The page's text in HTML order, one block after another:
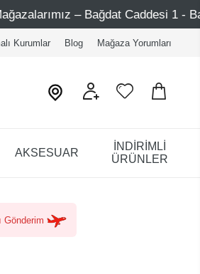
1 - Bağdat Caddesi 2 -
Kurumlar Blog Mağaza Yorumları
AKSESUAR
İNDİRİMLİ
ÜRÜNLER
Gönderim